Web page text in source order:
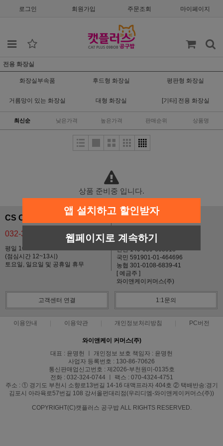
로그인 회원가입 주문조회 마이페이지
전용 화장실
화장실부속품 후드형 화장실 평판형 화장실
거름망이 있는 화장실 대형 화장실 [기타] 전용 화장실
최신순 낮은가격 높은가격 판매순위 상품명
상품 준비중 입니다.
CS CENTER
032-324-0744
평일 10:00~17:00
(점심시간 12~13시)
토요일, 일요일 및 공휴일 휴무
입금안내
기업 137-09499804-026
신한 140-009-665918
국민 591901-01-464696
농협 301-0108-6839-41
[ 예금주 ]
와이앤케이커머스(주)
고객센터 연결 1:1문의
이용안내 이용약관 개인정보처리방침 PC버전
와이앤케이 커머스(주)
대표 : 윤명헌 ㅣ 개인정보 보호 책임자 : 윤명헌
사업자 등록번호 : 130-86-70626
통신판매업신고번호 : 제2026-부천원미-0135호
전화 : 032-324-0744 ㅣ 팩스 : 070-4324-4751
주소 : ① 경기도 부천시 소향로13번길 14-16 대맥프라자 404호 ② 택배반송:경기
김포시 아라육로57번길 108 강서올펀대리점(우리디엠-와이앤케이커머스(주))
COPYRIGHT(C)캣플러스 공구밥 ALL RIGHTS RESERVED.
앱 설치하고 할인받자
웹페이지로 계속하기